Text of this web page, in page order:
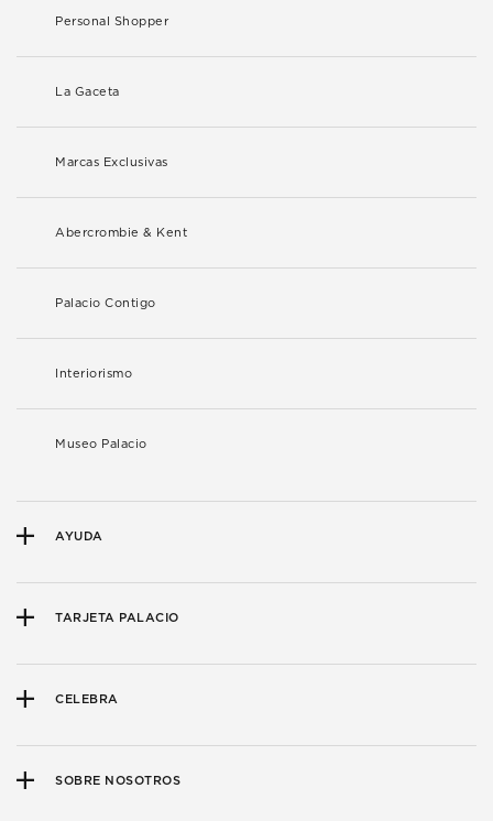
Personal Shopper
La Gaceta
Marcas Exclusivas
Abercrombie & Kent
Palacio Contigo
Interiorismo
Museo Palacio
AYUDA
TARJETA PALACIO
CELEBRA
SOBRE NOSOTROS